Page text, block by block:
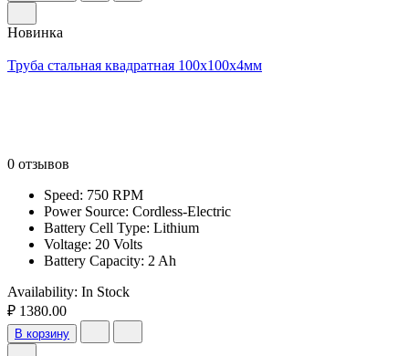
Новинка
Труба стальная квадратная 100х100х4мм
0 отзывов
Speed: 750 RPM
Power Source: Cordless-Electric
Battery Cell Type: Lithium
Voltage: 20 Volts
Battery Capacity: 2 Ah
Availability: In Stock
₽ 1380.00
В корзину